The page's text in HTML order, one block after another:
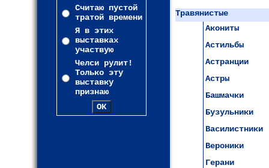
Считаю пустой
тратой времени
Я в этих
выставках
участвую
Челси рулит!
Только эту
выставку
признаю
Травянистые
Акониты
Астильбы
Астранции
Астры
Башмачки
Бузульники
Василистники
Вероники
Герани